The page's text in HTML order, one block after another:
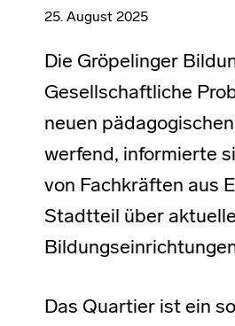
25. August 2025
Die Gröpelinger
Gesellschaftliche
neuen
werfend, informierte
von Fachkräften aus
Stadtteil über
Das Quartier ist ein